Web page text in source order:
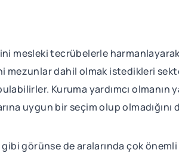
mesleki tecrübelerle
mezunlar dahil olmak istedikleri
Kuruma yardımcı olmanın
uygun bir seçim olup
görünse de aralarında çok